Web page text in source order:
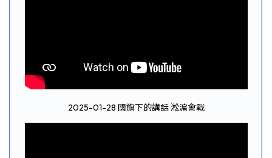
2025-01-28 國旗下的講話 淞滬會戰